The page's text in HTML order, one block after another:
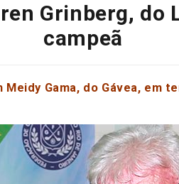
Grinberg, do
campeã
Gama, do Gávea, em